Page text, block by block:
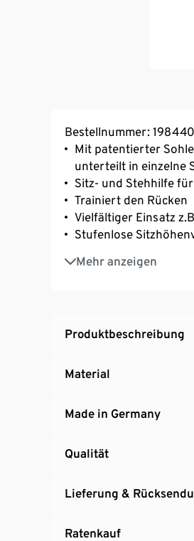
Bestellnummer: 198440
Mit patentierter
unterteilt in einzelne
Sitz- und Stehhilfe
Trainiert den Rücken
Vielfältiger Einsatz
Stufenlose
Mehr anzeigen
Patentierte Sohle aus
Einzigartiges
Produktbeschreibung
Material
Made in Germany
Qualität
Lieferung &
Ratenkauf